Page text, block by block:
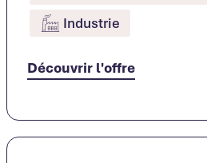
Industrie
Découvrir l'offre